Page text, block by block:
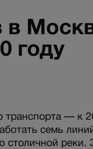
в
году
транспорта — к
семь
столичной реки.